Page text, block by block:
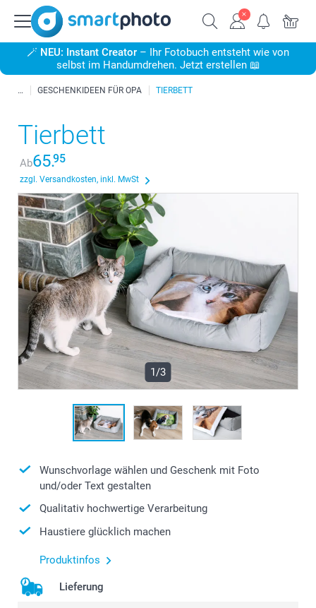
🪄 NEU: Instant Creator – Ihr Fotobuch entsteht wie von
selbst im Handumdrehen. Jetzt erstellen 📖
GESCHENKIDEEN FÜR OPA TIERBETT
Tierbett
Ab65.95
zzgl. Versandkosten, inkl. MwSt
1/3
Wunschvorlage wählen und Geschenk mit Foto
und/oder Text gestalten
Qualitativ hochwertige Verarbeitung
Haustiere glücklich machen
Produktinfos
Lieferung